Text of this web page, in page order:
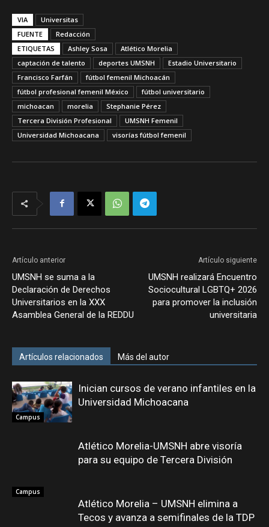
VIA
Universitas
FUENTE
Redacción
ETIQUETAS
Ashley Sosa
Atlético Morelia
captación de talento
deportes UMSNH
Estadio Universitario
Francisco Farfán
fútbol femenil Michoacán
fútbol profesional femenil México
fútbol universitario
michoacan
morelia
Stephanie Pérez
Tercera División Profesional
UMSNH Femenil
Universidad Michoacana
visorías fútbol femenil
Artículo anterior
UMSNH se suma a la
Declaración de Derechos
Universitarios en la XXX
Asamblea General de la REDDU
Artículo siguiente
UMSNH realizará Encuentro
Sociocultural LGBTQ+ 2026
para promover la inclusión
universitaria
Artículos relacionados Más del autor
Campus
Inician cursos de verano infantiles en la
Universidad Michoacana
Atlético Morelia-UMSNH abre visoría
para su equipo de Tercera División
Campus
Atlético Morelia – UMSNH elimina a
Tecos y avanza a semifinales de la TDP